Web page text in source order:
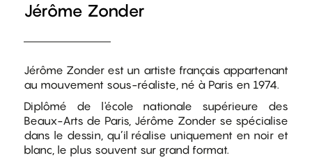
Jérôme Zonder
Jérôme Zonder est un artiste français appartenant
au mouvement sous-réaliste, né à Paris en 1974.
Diplômé de l'école nationale supérieure des
Beaux-Arts de Paris, Jérôme Zonder se spécialise
dans le dessin, qu’il réalise uniquement en noir et
blanc, le plus souvent sur grand format.